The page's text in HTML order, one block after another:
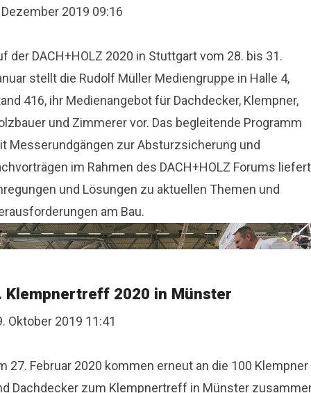
2019 09:16
der DACH+HOLZ 2020 in Stuttgart vom 28. bis 31.
stellt die Rudolf Müller Mediengruppe in Halle 4,
416, ihr Medienangebot für Dachdecker, Klempner,
und Zimmerer vor. Das begleitende Programm
Messerundgängen zur Absturzsicherung und
im Rahmen des DACH+HOLZ Forums liefert
und Lösungen zu aktuellen Themen und
am Bau.
Klempnertreff 2020 in Münster
Oktober 2019 11:41
27. Februar 2020 kommen erneut an die 100 Klempner
Dachdecker zum Klempnertreff in Münster